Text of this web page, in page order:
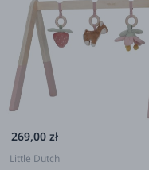
269,00 zł
Little Dutch